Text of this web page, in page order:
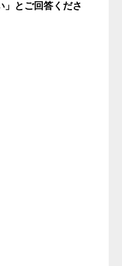
」とご回答くださ